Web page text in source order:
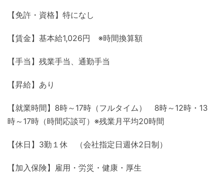
【免許・資格】特になし
【賃金】基本給1,026円 ※時間換算額
【手当】残業手当、通勤手当
【昇給】あり
【就業時間】8時～17時（フルタイム） 8時～12時・13
時～17時（時間応談可）※残業月平均20時間
【休日】3勤１休 （会社指定日週休2日制）
【加入保険】雇用・労災・健康・厚生